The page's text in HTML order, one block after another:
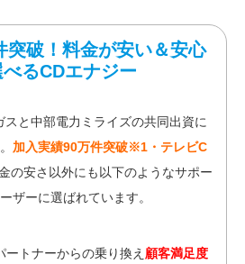
突破！料金が安い＆安心
べるCDエナジー
と中部電力ミライズの共同出資に
加入実績90万件突破※1・テレビC
金の安さ以外にも以下のようなサポー
ザーに選ばれています。
トナーからの乗り換え 顧客満足度